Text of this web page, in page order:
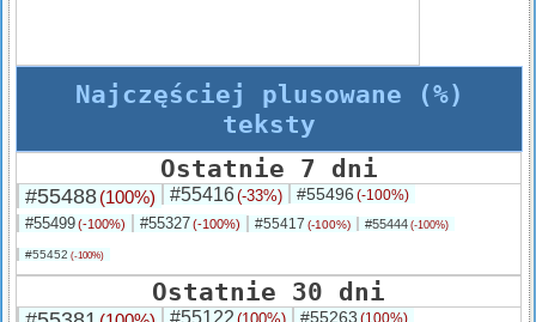
Najczęściej plusowane (%)
teksty
Ostatnie 7 dni
#55488(100%) #55416(-33%) #55496 (-100%)
#55499(-100%) #55327(-100%) #55417 (-100%) #55444 (-100%)
#55452 (-100%)
Ostatnie 30 dni
#55263 (100%)